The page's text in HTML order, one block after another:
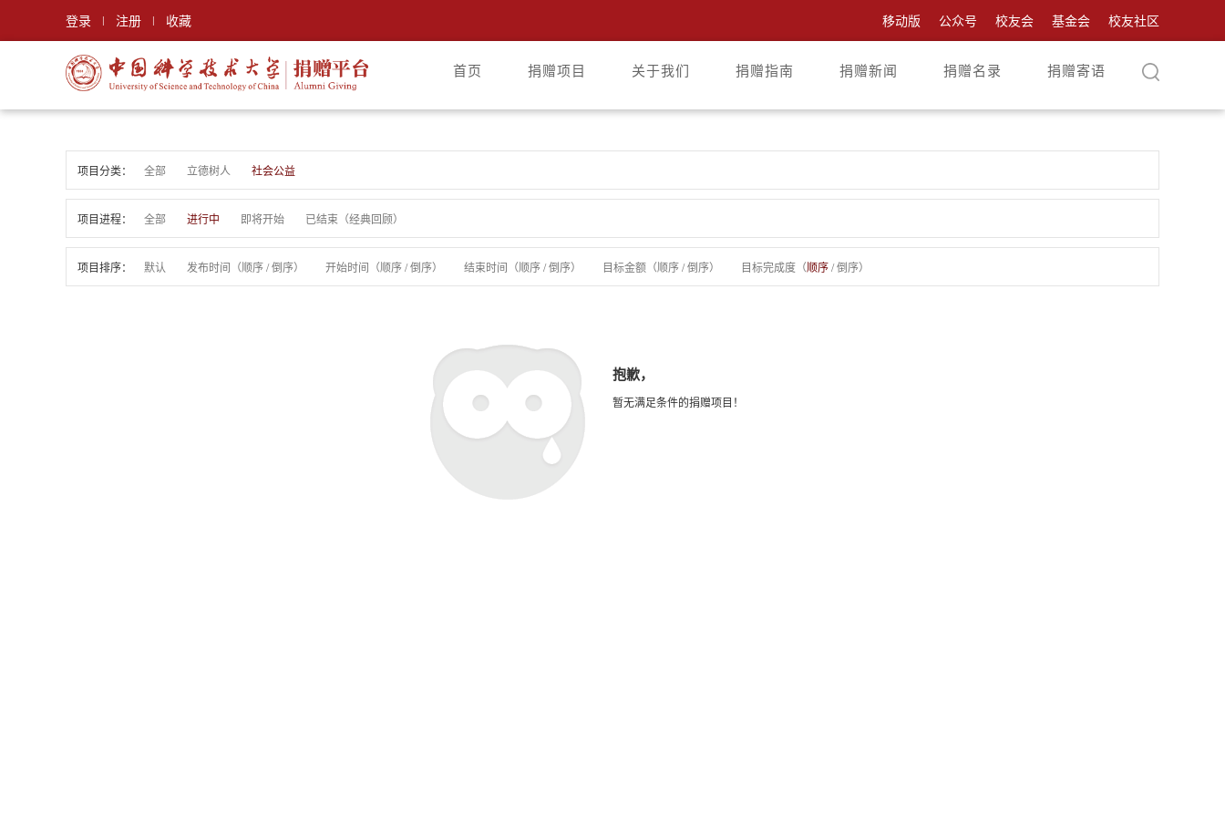
登录 | 注册 | 收藏 移动版 公众号 校友会 基金会 校友社区
首页 捐赠项目 关于我们 捐赠指南 捐赠新闻 捐赠名录 捐赠寄语
项目分类： 全部 立德树人 社会公益
项目进程： 全部 进行中 即将开始 已结束 （经典回顾）
项目排序： 默认 发布时间（顺序/倒序） 开始时间（顺序/倒序） 结束时间（顺序/倒序） 目标金额（顺序/倒序） 目标完成度（顺序/倒序）
抱歉，
暂无满足条件的捐赠项目！